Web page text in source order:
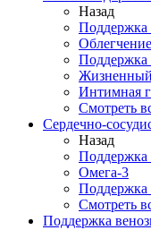
Назад
Поддержка
Поддержка
Интимная
Смотреть
Сердечно-
Назад
Омега-3
Поддержка
Смотреть
Поддержка